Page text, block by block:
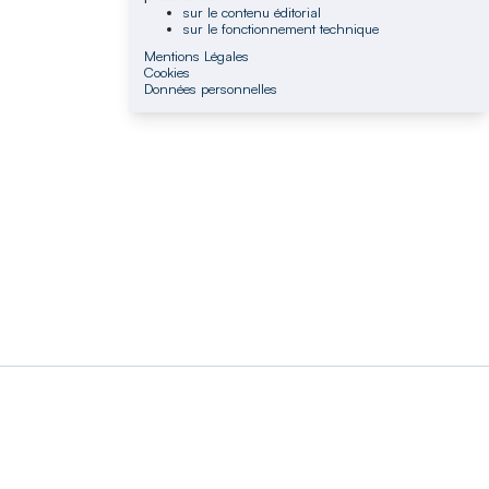
sur le contenu éditorial
sur le fonctionnement technique
Mentions Légales
Cookies
Données personnelles